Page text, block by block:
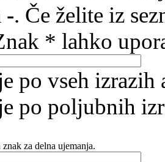
-. Če želite iz
* lahko
po vseh izrazih
po poljubnih
za delna ujemanja.